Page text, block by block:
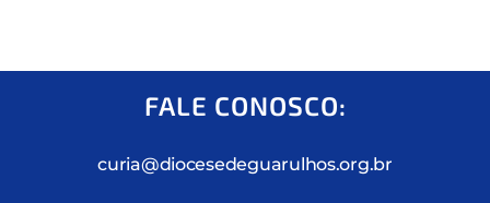
FALE CONOSCO:
curia@diocesedeguarulhos.org.br